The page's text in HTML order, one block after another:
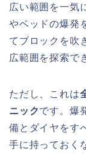
広い範囲を一気
やベッドの爆発
てブロックを吹
広範囲を探索で
ただし、これは
ニックです。爆
備とダイヤをす
手に持っておく